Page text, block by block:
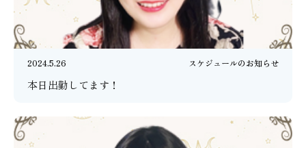
2024.5.26 スケジュールのお知らせ
本日出勤してます！